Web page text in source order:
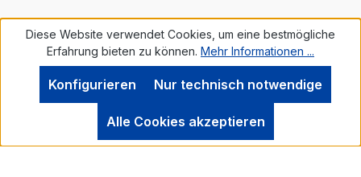
Realisiert mit Shopware
Diese Website verwendet Cookies, um eine bestmögliche
Erfahrung bieten zu können. Mehr Informationen ...
Nur technisch notwendige
Konfigurieren
Alle Cookies akzeptieren